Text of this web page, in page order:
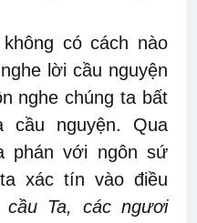
có cách nào
nghe lời cầu nguyện
nghe chúng ta bất
nguyện. Qua
phánvới ngôn sứ
xác tín vào điều
Ta, các ngươi